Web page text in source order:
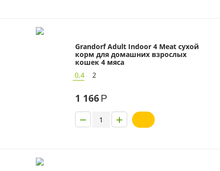
Grandorf Adult Indoor 4 Meat сухой
корм для домашних взрослых
кошек 4 мяса
0,4
2
1 166Р
+
−